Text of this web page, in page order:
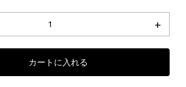
+
カートに入れる